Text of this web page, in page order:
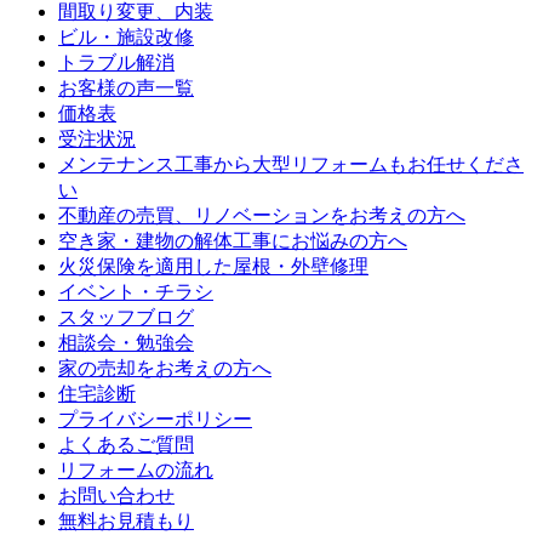
間取り変更、内装
ビル・施設改修
トラブル解消
お客様の声一覧
価格表
受注状況
メンテナンス工事から大型リフォームもお任せくださ
い
不動産の売買、リノベーションをお考えの方へ
空き家・建物の解体工事にお悩みの方へ
火災保険を適用した屋根・外壁修理
イベント・チラシ
スタッフブログ
相談会・勉強会
家の売却をお考えの方へ
住宅診断
プライバシーポリシー
よくあるご質問
リフォームの流れ
お問い合わせ
無料お見積もり